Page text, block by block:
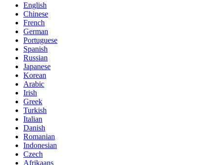
English
Chinese
French
German
Portuguese
Spanish
Russian
Japanese
Korean
Arabic
Irish
Greek
Turkish
Italian
Danish
Romanian
Indonesian
Czech
Afrikaans